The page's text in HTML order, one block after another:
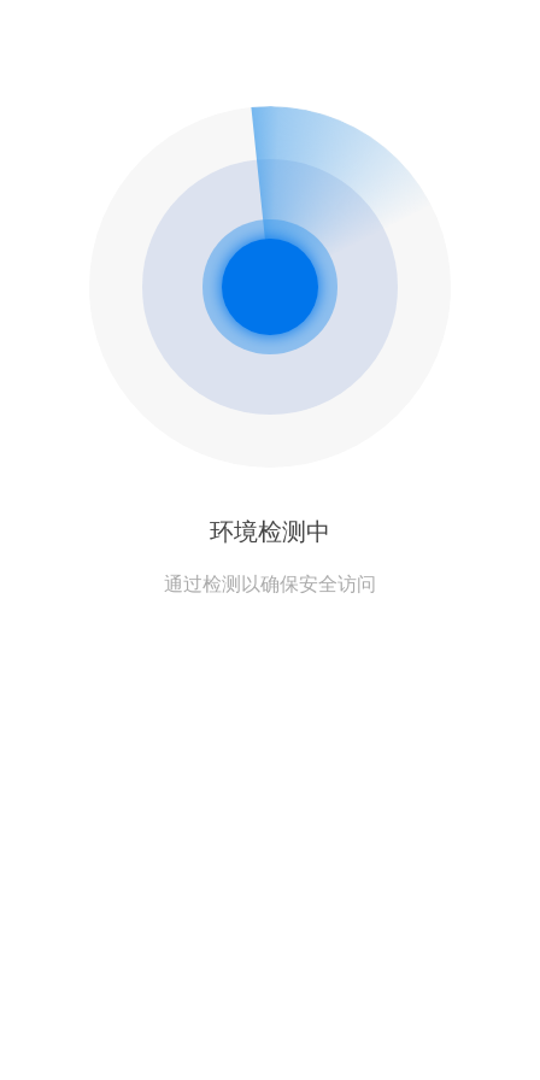
环境检测中
通过检测以确保安全访问